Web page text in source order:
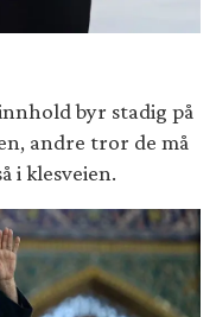
byr stadig på
andre tror de må
i klesveien.